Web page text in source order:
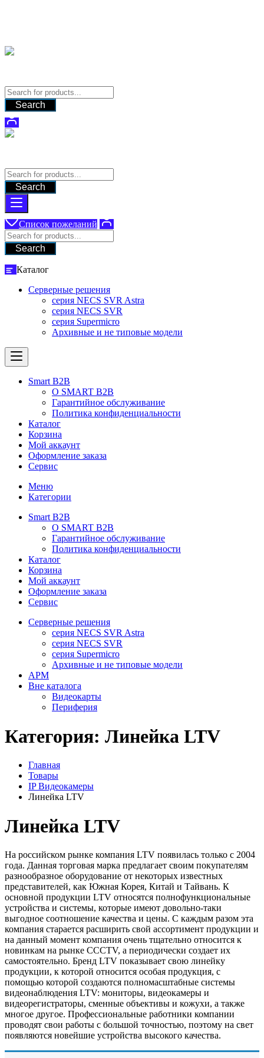
Search
Search
Список пожеланий
Search
Каталог
Серверные решения
серия NECS SVR Astra
серия NECS SVR
серия Supermicro
Архивные и не типовые модели
Smart B2B
О SMART B2B
Гарантийное обслуживание
Политика конфиденциальности
Каталог
Корзина
Мой аккаунт
Оформление заказа
Сервис
Меню
Категории
Smart B2B
О SMART B2B
Гарантийное обслуживание
Политика конфиденциальности
Каталог
Корзина
Мой аккаунт
Оформление заказа
Сервис
Серверные решения
серия NECS SVR Astra
серия NECS SVR
серия Supermicro
Архивные и не типовые модели
АРМ
Вне каталога
Видеокарты
Периферия
Категория: Линейка LTV
Главная
Товары
IP Видеокамеры
Линейка LTV
Линейка LTV
На российском рынке компания LTV появилась только с 2004
года. Данная торговая марка предлагает своим покупателям
разнообразное оборудование от некоторых известных
представителей, как Южная Корея, Китай и Тайвань. К
основной продукции LTV относятся полнофункциональные
устройства и системы, которые имеют довольно-таки
выгодное соотношение качества и цены. С каждым разом эта
компания старается расширить свой ассортимент продукции и
на данный момент компания очень тщательно относится к
новинкам на рынке СССTV, а периодически создает их
самостоятельно. Бренд LTV показывает свою линейку
продукции, к которой относится особая продукция, с
помощью которой создаются полномасштабные системы
видеонаблюдения LTV: мониторы, видеокамеры и
видеорегистраторы, сменные объективы и кожухи, а также
многое другое. Профессиональные работники компании
проводят свои работы с большой точностью, поэтому на свет
появляются новейшие устройства высокого качества.